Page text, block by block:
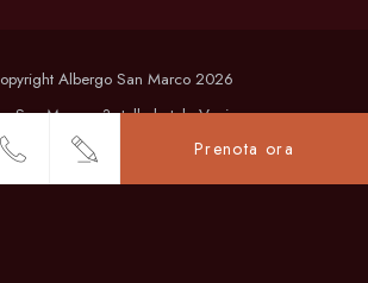
Prenota ora
Albergo San Marco 2026
San Marco - 3 stelle hotel - Venice